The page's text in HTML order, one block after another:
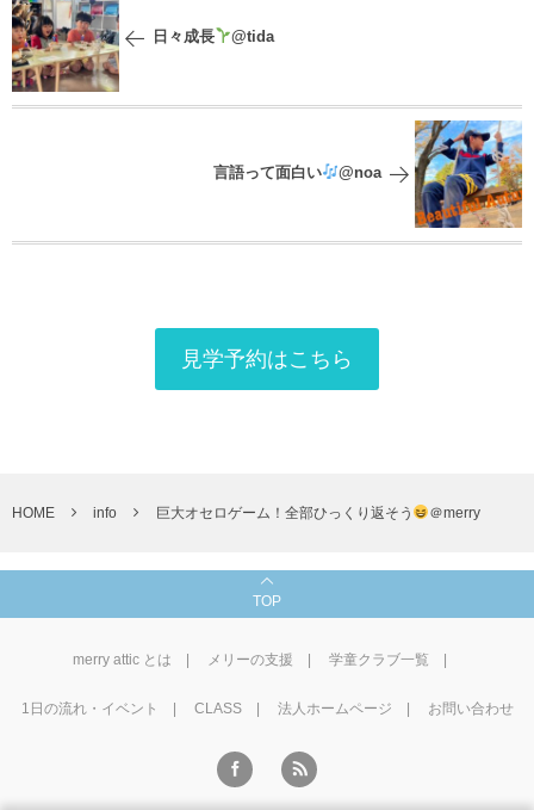
日々成長 @tida
言語って面白い @noa
見学予約はこちら
HOME info 巨大オセロゲーム！全部ひっくり返そう ＠merry
TOP
merry attic とは メリーの支援 学童クラブ一覧
1⽇の流れ・イベント CLASS 法人ホームページ お問い合わせ